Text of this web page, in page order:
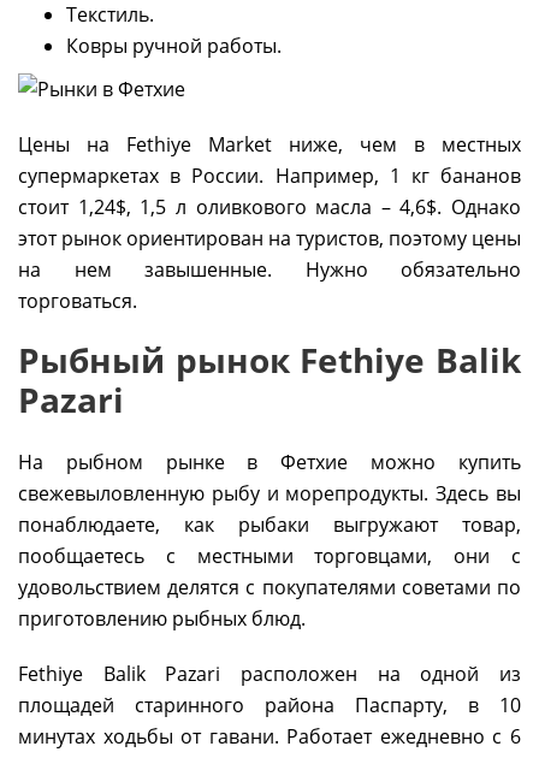
Текстиль.
Ковры ручной работы.
Цены на Fethiye Market ниже, чем в местных
супермаркетах в России. Например, 1 кг бананов
стоит 1,24$, 1,5 л оливкового масла – 4,6$. Однако
этот рынок ориентирован на туристов, поэтому цены
на нем завышенные. Нужно обязательно
торговаться.
Рыбный рынок Fethiye Balik
Pazari
На рыбном рынке в Фетхие можно купить
свежевыловленную рыбу и морепродукты. Здесь вы
понаблюдаете, как рыбаки выгружают товар,
пообщаетесь с местными торговцами, они с
удовольствием делятся с покупателями советами по
приготовлению рыбных блюд.
Fethiye Balik Pazari расположен на одной из
площадей старинного района Паспарту, в 10
минутах ходьбы от гавани. Работает ежедневно с 6